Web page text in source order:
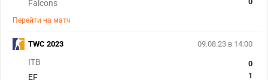
Falcons
Перейти на матч
09.08.23 в 14:00
ITB
EF
0
1
TWC 2023